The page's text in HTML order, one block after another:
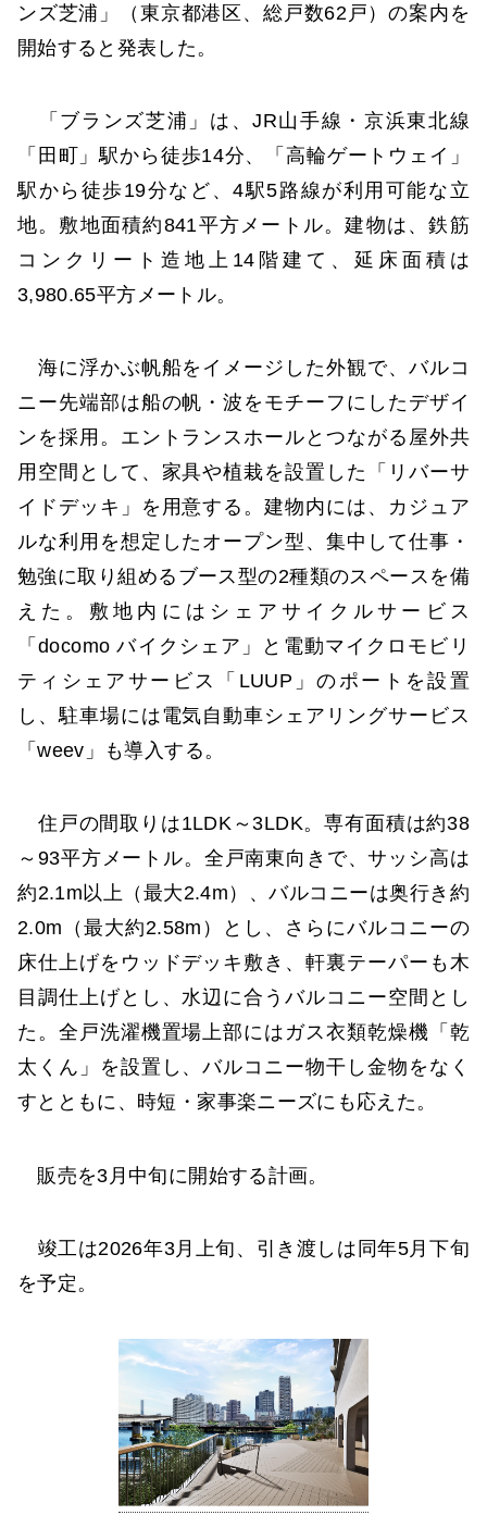
ンズ芝浦」（東京都港区、総戸数62戸）の案内を
開始すると発表した。
「ブランズ芝浦」は、JR山手線・京浜東北線
「田町」駅から徒歩14分、「高輪ゲートウェイ」
駅から徒歩19分など、4駅5路線が利用可能な立
地。敷地面積約841平方メートル。建物は、鉄筋
コンクリート造地上14階建て、延床面積は
3,980.65平方メートル。
海に浮かぶ帆船をイメージした外観で、バルコ
ニー先端部は船の帆・波をモチーフにしたデザイ
ンを採用。エントランスホールとつながる屋外共
用空間として、家具や植栽を設置した「リバーサ
イドデッキ」を用意する。建物内には、カジュア
ルな利用を想定したオープン型、集中して仕事・
勉強に取り組めるブース型の2種類のスペースを備
えた。敷地内にはシェアサイクルサービス
「docomo バイクシェア」と電動マイクロモビリ
ティシェアサービス「LUUP」のポートを設置
し、駐車場には電気自動車シェアリングサービス
「weev」も導入する。
住戸の間取りは1LDK～3LDK。専有面積は約38
～93平方メートル。全戸南東向きで、サッシ高は
約2.1m以上（最大2.4m）、バルコニーは奥行き約
2.0m（最大約2.58m）とし、さらにバルコニーの
床仕上げをウッドデッキ敷き、軒裏テーパーも木
目調仕上げとし、水辺に合うバルコニー空間とし
た。全戸洗濯機置場上部にはガス衣類乾燥機「乾
太くん」を設置し、バルコニー物干し金物をなく
すとともに、時短・家事楽ニーズにも応えた。
販売を3月中旬に開始する計画。
竣工は2026年3月上旬、引き渡しは同年5月下旬
を予定。